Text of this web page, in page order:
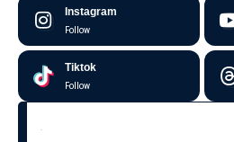
Instagram
Follow
Tiktok
Follow